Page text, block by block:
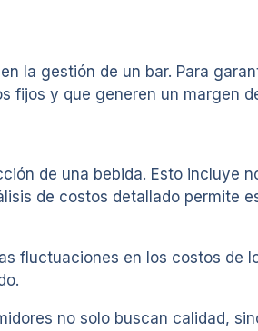
la gestión de un bar. Para
fijos y que generen un margen
de una bebida. Esto incluye
de costos detallado permite
fluctuaciones en los costos de
no solo buscan calidad,